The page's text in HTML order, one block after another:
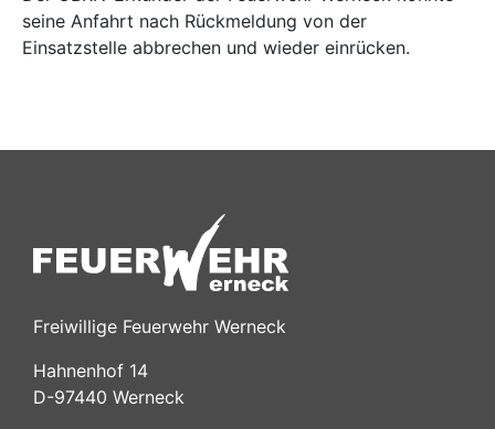
seine Anfahrt nach Rückmeldung von der
Einsatzstelle abbrechen und wieder einrücken.
Freiwillige Feuerwehr Werneck
Hahnenhof 14
D-97440 Werneck